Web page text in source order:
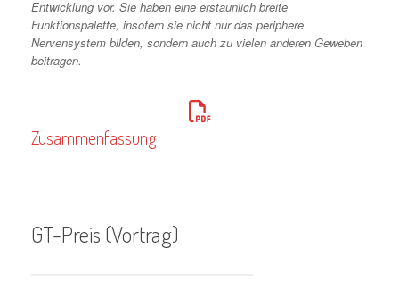
Entwicklung vor. Sie haben eine erstaunlich breite
Funktionspalette, insofern sie nicht nur das periphere
Nervensystem bilden, sondern auch zu vielen anderen Geweben
beitragen.
Zusammenfassung
GT-Preis (Vortrag)